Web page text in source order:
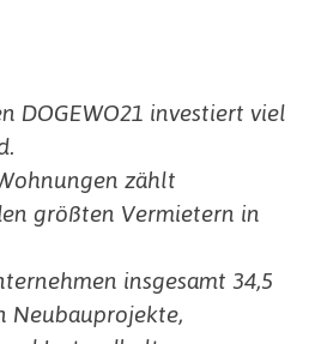
DOGEWO21 investiert viel
zählt
größten Vermietern in
insgesamt 34,5
Neubauprojekte,